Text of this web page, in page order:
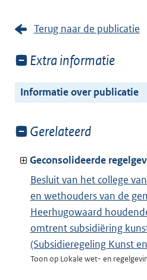
Terug naar de publicatie
Toon
van:
Extra informatie
Informatie over publicatie
Toon
van:
Gerelateerd
Geconsolideerde
Besluit van het college
en wethouders van de
Heerhugowaard
omtrent subsidiëring
(Subsidieregeling Kunst
Toon op Lokale wet- en